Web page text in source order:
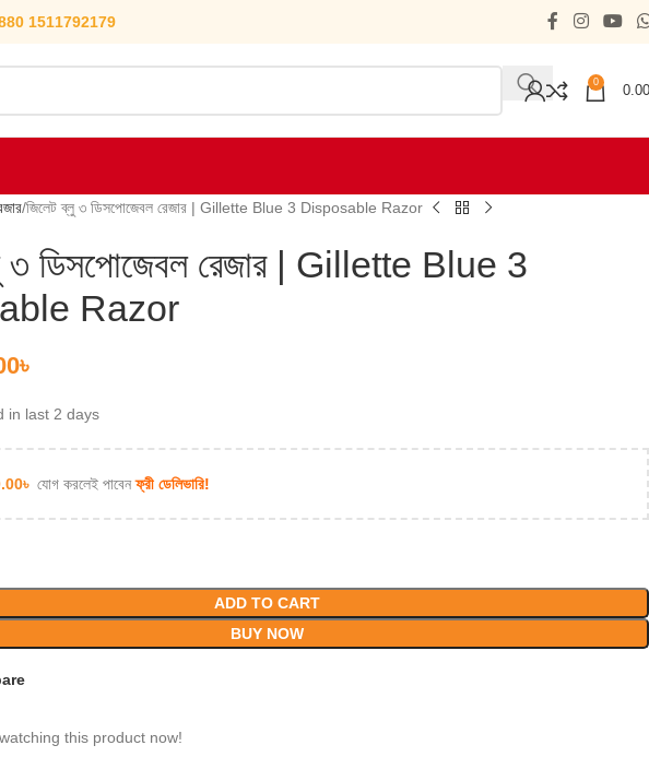
1511792179
0
0.00
জিলেট ব্লু ৩ ডিসপোজেবল রেজার | Gillette Blue 3 Disposable Razor
৩ ডিসপোজেবল রেজার | Gillette Blue 3
Razor
৳
in last 2 days
৳ যোগ করলেই পাবেনফ্রী ডেলিভারি!
ADD TO CART
BUY NOW
this product now!